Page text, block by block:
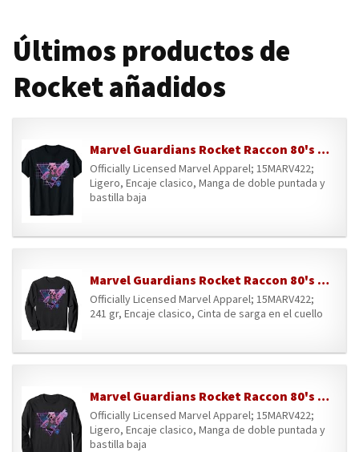
Últimos productos de
Rocket añadidos
Marvel Guardians Rocket Raccon 80's Retro Camiseta
Officially Licensed Marvel Apparel; 15MARV422;
Ligero, Encaje clasico, Manga de doble puntada y
bastilla baja
Marvel Guardians Rocket Raccon 80's Retro Sudadera
Officially Licensed Marvel Apparel; 15MARV422;
241 gr, Encaje clasico, Cinta de sarga en el cuello
Marvel Guardians Rocket Raccon 80's Retro Manga Larga
Officially Licensed Marvel Apparel; 15MARV422;
Ligero, Encaje clasico, Manga de doble puntada y
bastilla baja